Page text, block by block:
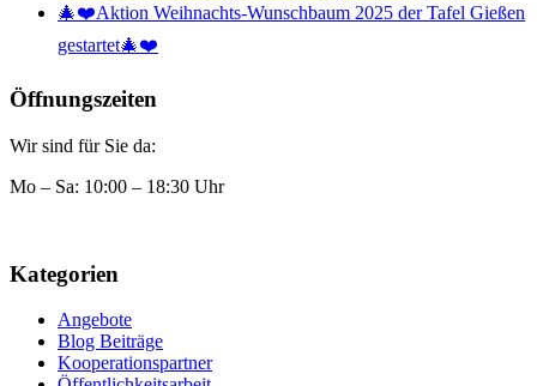
🎄❤️Aktion Weihnachts-Wunschbaum 2025 der Tafel Gießen
gestartet🎄❤️
Öffnungszeiten
Wir sind für Sie da:
Mo – Sa: 10:00 – 18:30 Uhr
Kategorien
Angebote
Blog Beiträge
Kooperationspartner